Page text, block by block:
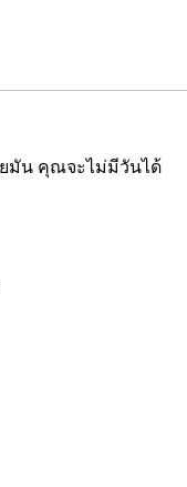
มัน คุณจะไม่มีวันได้